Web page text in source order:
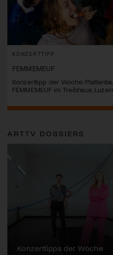
KONZERTTIPP
FEMMEMEUF
Konzerttipp der Woche:
FEMMEMEUF im Treibhaus,
ARTTV DOSSIERS
Alpentöne
Konzerttipps der Woche
Stanser Musiktage
FONDATION SUISA
Festival da Jazz
J.S. Bach-Stiftung